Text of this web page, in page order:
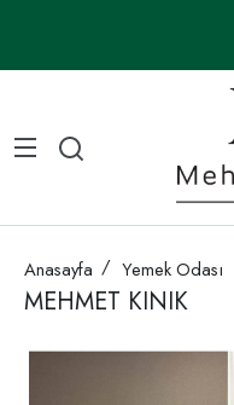
Anasayfa Yemek Odası
MEHMET KINIK